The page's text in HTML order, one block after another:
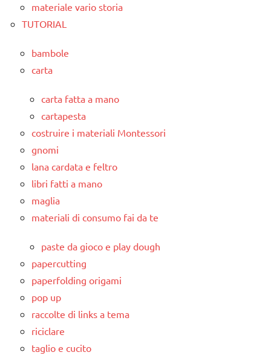
materiale vario storia
TUTORIAL
bambole
carta
carta fatta a mano
cartapesta
costruire i materiali Montessori
gnomi
lana cardata e feltro
libri fatti a mano
maglia
materiali di consumo fai da te
paste da gioco e play dough
papercutting
paperfolding origami
pop up
raccolte di links a tema
riciclare
taglio e cucito